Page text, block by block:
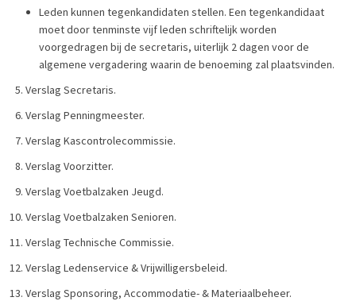
Leden kunnen tegenkandidaten stellen. Een tegenkandidaat
moet door tenminste vijf leden schriftelijk worden
voorgedragen bij de secretaris, uiterlijk 2 dagen voor de
algemene vergadering waarin de benoeming zal plaatsvinden.
Verslag Secretaris.
Verslag Penningmeester.
Verslag Kascontrolecommissie.
Verslag Voorzitter.
Verslag Voetbalzaken Jeugd.
Verslag Voetbalzaken Senioren.
Verslag Technische Commissie.
Verslag Ledenservice & Vrijwilligersbeleid.
Verslag Sponsoring, Accommodatie- & Materiaalbeheer.